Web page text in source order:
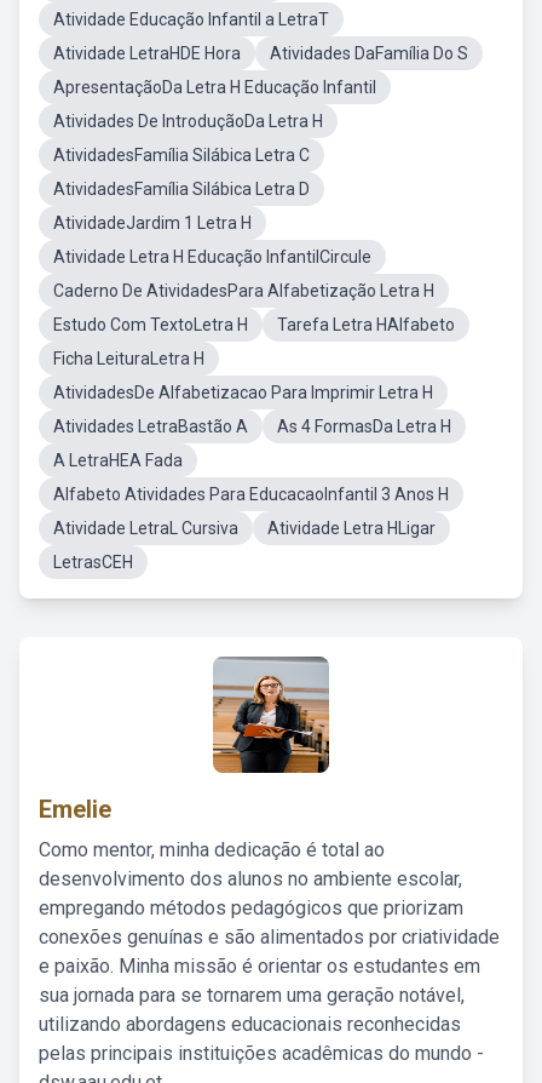
Atividade Educação Infantil a LetraT
Atividade LetraHDE Hora
Atividades DaFamília Do S
ApresentaçãoDa Letra H Educação Infantil
Atividades De IntroduçãoDa Letra H
AtividadesFamília Silábica Letra C
AtividadesFamília Silábica Letra D
AtividadeJardim 1 Letra H
Atividade Letra H Educação InfantilCircule
Caderno De AtividadesPara Alfabetização Letra H
Estudo Com TextoLetra H
Tarefa Letra HAlfabeto
Ficha LeituraLetra H
AtividadesDe Alfabetizacao Para Imprimir Letra H
Atividades LetraBastão A
As 4 FormasDa Letra H
A LetraHEA Fada
Alfabeto Atividades Para EducacaoInfantil 3 Anos H
Atividade LetraL Cursiva
Atividade Letra HLigar
LetrasCEH
Emelie
Como mentor, minha dedicação é total ao
desenvolvimento dos alunos no ambiente escolar,
empregando métodos pedagógicos que priorizam
conexões genuínas e são alimentados por criatividade
e paixão. Minha missão é orientar os estudantes em
sua jornada para se tornarem uma geração notável,
utilizando abordagens educacionais reconhecidas
pelas principais instituições acadêmicas do mundo -